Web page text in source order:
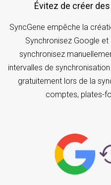
Évitez de créer
SyncGene empêche la
Synchronisez Google
synchronisez
intervalles de
gratuitement lors de la
comptes, plates-